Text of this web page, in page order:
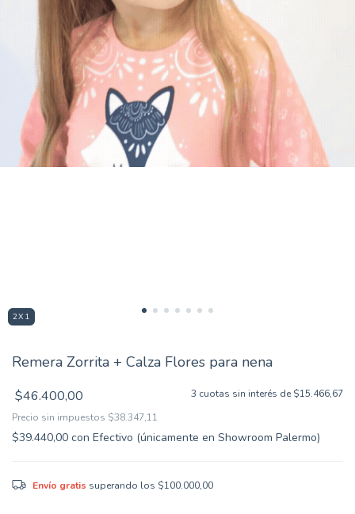
2X1
Remera Zorrita + Calza Flores para nena
$46.400,00 3 cuotas sin interés de $15.466,67
Precio sin impuestos $38.347,11
$39.440,00 con Efectivo (únicamente en Showroom Palermo)
Envío gratis superando los $100.000,00